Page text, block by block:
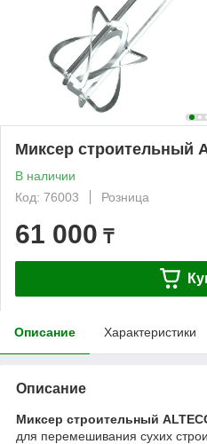
Миксер строительный
В наличии
Код: 76003
Розница
61 000 ₸
Описание Характеристики
Описание
Миксер строительный
для перемешивания сухих